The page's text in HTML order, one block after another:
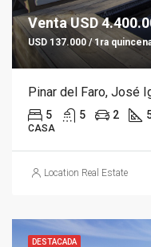
Venta USD
USD 137.000 / 1ra
Pinar del Faro, José
5 5 2
CASA
Location Real Estate
DESTACADA